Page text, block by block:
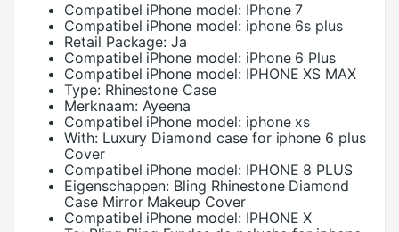
Compatibel iPhone model: IPhone 7
Compatibel iPhone model: iphone 6s plus
Retail Package: Ja
Compatibel iPhone model: iPhone 6 Plus
Compatibel iPhone model: IPHONE XS MAX
Type: Rhinestone Case
Merknaam: Ayeena
Compatibel iPhone model: iphone xs
With: Luxury Diamond case for iphone 6 plus
Cover
Compatibel iPhone model: IPHONE 8 PLUS
Eigenschappen: Bling Rhinestone Diamond
Case Mirror Makeup Cover
Compatibel iPhone model: IPHONE X